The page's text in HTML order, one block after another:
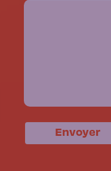
Envoyer